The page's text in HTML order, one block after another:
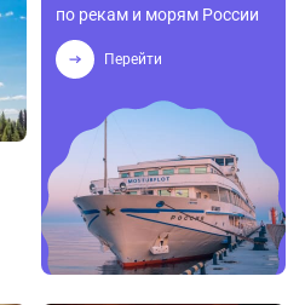
по рекам и морям России
Перейти